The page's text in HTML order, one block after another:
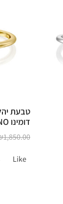
טבעת
דומינו DOMINO
1,850.00
Like